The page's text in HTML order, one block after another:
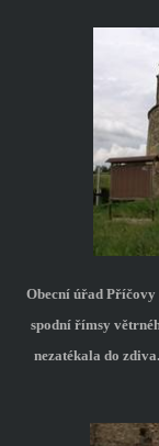
Obecní úřad
spodní římsy
nezatékala do